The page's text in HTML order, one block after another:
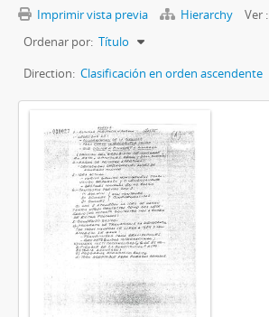
Imprimir vista previa Hierarchy
Ver :
Ordenar por: Título
Direction: Clasificación en orden ascendente